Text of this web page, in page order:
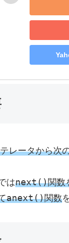
レータから次
はnext()関数
anext()関数